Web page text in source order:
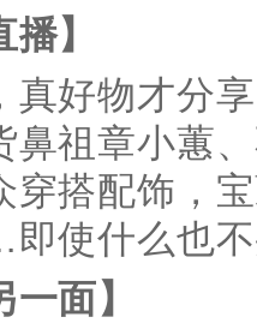
】
真好物才分
鼻祖章小蕙
穿搭配饰，
使什么也
一面】